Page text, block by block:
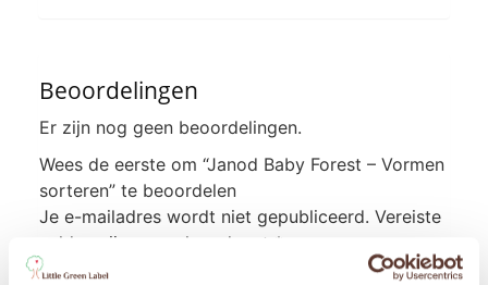
Beoordelingen
Er zijn nog geen beoordelingen.
Wees de eerste om “Janod Baby Forest – Vormen
sorteren” te beoordelen
Je e-mailadres wordt niet gepubliceerd. Vereiste
velden zijn gemarkeerd met *
Je waardering